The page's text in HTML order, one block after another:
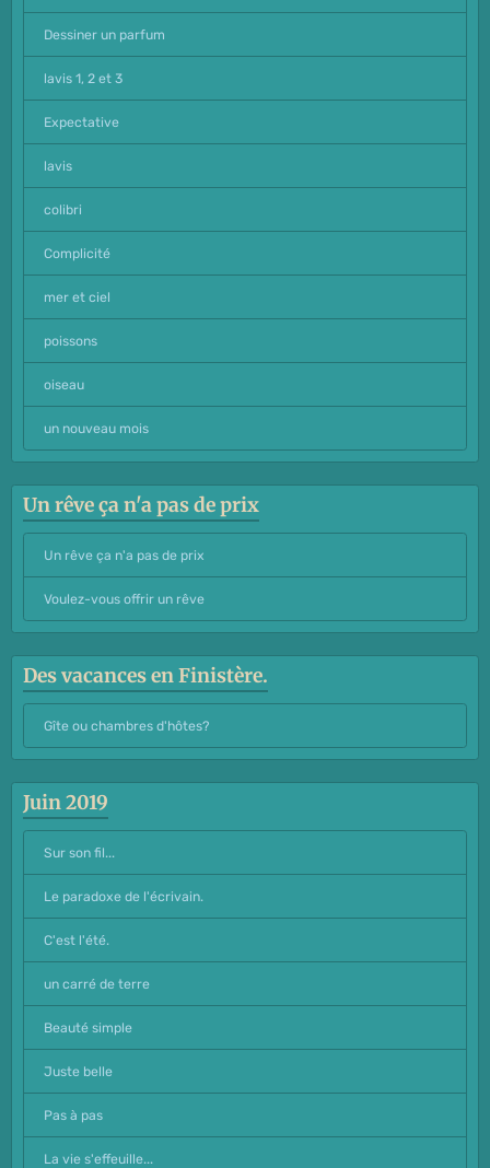
Dessiner un parfum
lavis 1, 2 et 3
Expectative
lavis
colibri
Complicité
mer et ciel
poissons
oiseau
un nouveau mois
Un rêve ça n'a pas de prix
Un rêve ça n'a pas de prix
Voulez-vous offrir un rêve
Des vacances en Finistère.
Gîte ou chambres d'hôtes?
Juin 2019
Sur son fil...
Le paradoxe de l'écrivain.
C'est l'été.
un carré de terre
Beauté simple
Juste belle
Pas à pas
La vie s'effeuille...